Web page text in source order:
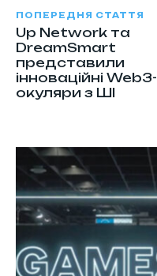
ПОПЕРЕДНЯ СТАТТЯ
Up Network та
DreamSmart
представили
інноваційні Web3-
окуляри з ШІ